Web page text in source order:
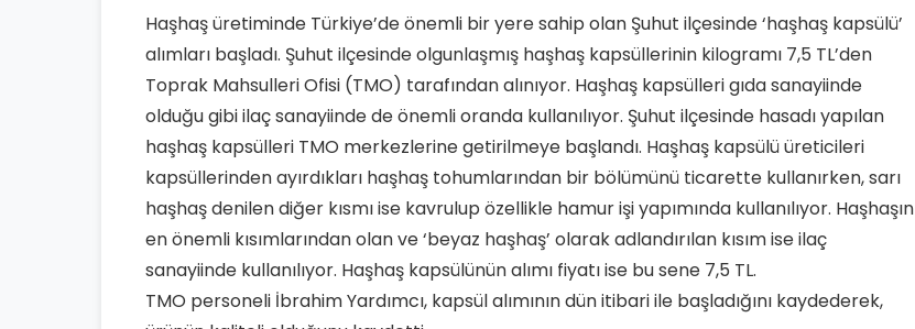
Haşhaş üretiminde Türkiye’de önemli bir yere sahip olan Şuhut ilçesinde ‘haşhaş kapsülü’
alımları başladı. Şuhut ilçesinde olgunlaşmış haşhaş kapsüllerinin kilogramı 7,5 TL’den
Toprak Mahsulleri Ofisi (TMO) tarafından alınıyor. Haşhaş kapsülleri gıda sanayiinde
olduğu gibi ilaç sanayiinde de önemli oranda kullanılıyor. Şuhut ilçesinde hasadı yapılan
haşhaş kapsülleri TMO merkezlerine getirilmeye başlandı. Haşhaş kapsülü üreticileri
kapsüllerinden ayırdıkları haşhaş tohumlarından bir bölümünü ticarette kullanırken, sarı
haşhaş denilen diğer kısmı ise kavrulup özellikle hamur işi yapımında kullanılıyor. Haşhaşın
en önemli kısımlarından olan ve ‘beyaz haşhaş’ olarak adlandırılan kısım ise ilaç
sanayiinde kullanılıyor. Haşhaş kapsülünün alımı fiyatı ise bu sene 7,5 TL.
TMO personeli İbrahim Yardımcı, kapsül alımının dün itibari ile başladığını kaydederek,